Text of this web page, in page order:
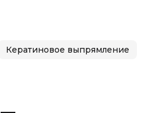
Кератиновое выпрямление